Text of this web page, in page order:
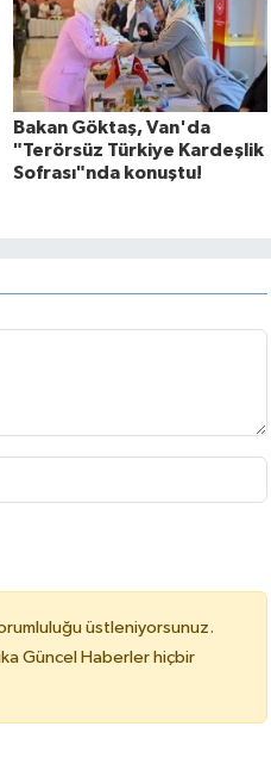
Bakan Göktaş, Van'da
"Terörsüz Türkiye Kardeşlik
Sofrası"nda konuştu!
üstleniyorsunuz.
Güncel Haberler hiçbir